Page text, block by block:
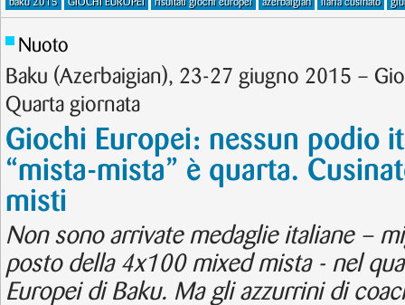
baku 2015 GIOCHI EUROPEI risultati giochi europei azerbaigian ilaria cusinato
Nuoto
Baku (Azerbaigian), 23-27 giugno 2015 –
Quarta giornata
Giochi Europei: nessun podio
“mista-mista” è quarta.
misti
Non sono arrivate medaglie italiane –
posto della 4x100 mixed mista - nel
Europei di Baku. Ma gli azzurrini di